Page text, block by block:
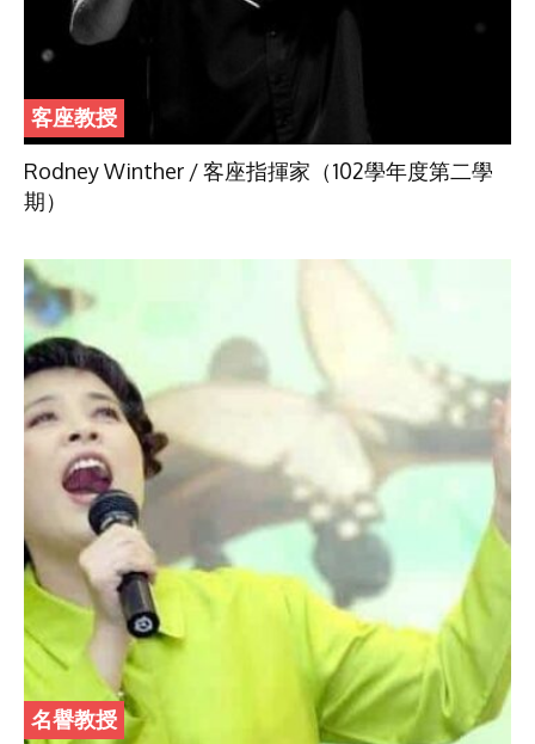
客座教授
Rodney Winther / 客座指揮家（102學年度第二學
期）
名譽教授